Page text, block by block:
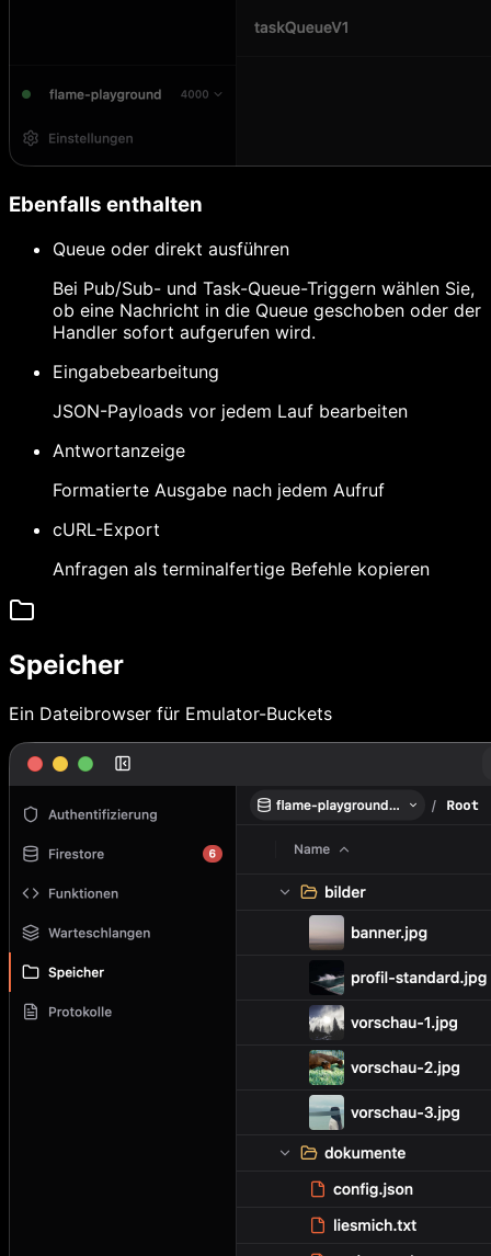
Ebenfalls enthalten
Queue oder direkt ausführen
Bei Pub/Sub- und Task-Queue-Triggern wählen Sie,
ob eine Nachricht in die Queue geschoben oder der
Handler sofort aufgerufen wird.
Eingabebearbeitung
JSON-Payloads vor jedem Lauf bearbeiten
Antwortanzeige
Formatierte Ausgabe nach jedem Aufruf
cURL-Export
Anfragen als terminalfertige Befehle kopieren
Speicher
Ein Dateibrowser für Emulator-Buckets